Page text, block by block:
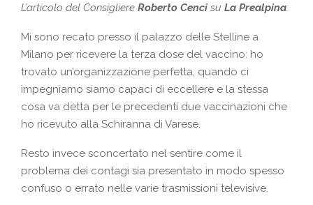
L’articolo del Consigliere Roberto Cencisu La Prealpina:
Mi sono recato presso il palazzo delle Stelline a
Milano per ricevere la terza dose del vaccino: ho
trovato un’organizzazione perfetta, quando ci
impegniamo siamo capaci di eccellere e la stessa
cosa va detta per le precedenti due vaccinazioni che
ho ricevuto alla Schiranna di Varese.
Resto invece sconcertato nel sentire come il
problema dei contagi sia presentato in modo spesso
confuso o errato nelle varie trasmissioni televisive.